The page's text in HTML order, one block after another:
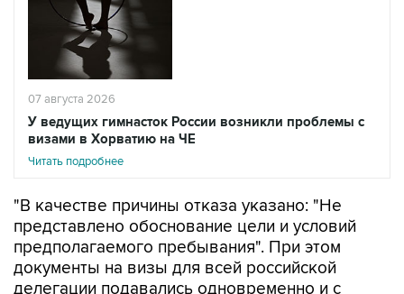
07 августа 2026
У ведущих гимнасток России возникли проблемы с
визами в Хорватию на ЧЕ
Читать подробнее
"В качестве причины отказа указано: "Не
представлено обоснование цели и условий
предполагаемого пребывания". При этом
документы на визы для всей российской
делегации подавались одновременно и с